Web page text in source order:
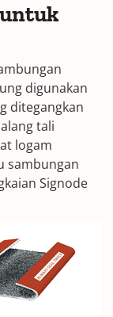
digunakan
ditegangkan
tali
logam
sambungan
Signode